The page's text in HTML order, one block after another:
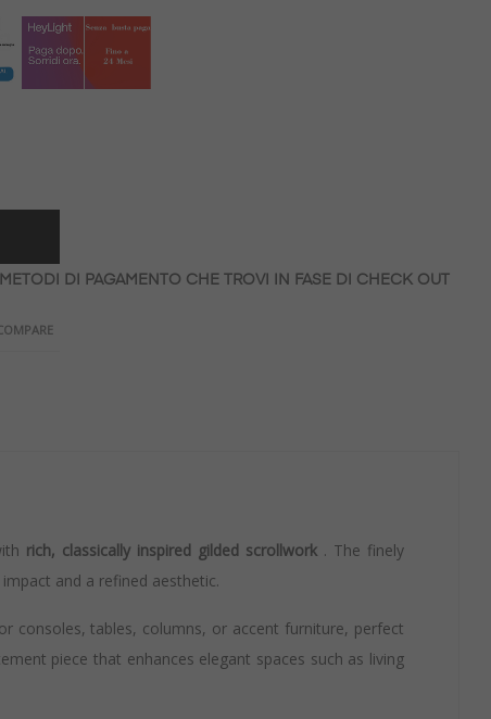
DI PAGAMENTO CHE TROVI IN FASE DI CHECK OUT
rich, classically inspired gilded scrollwork. The finely
and a refined aesthetic.
consoles, tables, columns, or accent furniture, perfect
piece that enhances elegant spaces such as living